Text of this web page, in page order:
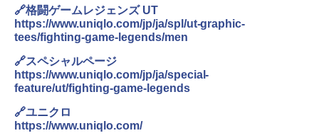
BUNDOK(バンドック)ソロ ドーム 1 EX BDK
-08EX カーキ ソロキャンプ ポリエステル フ
レーム ドーム型 テント
￥-
DEWEL パラソル 大型 ビーチ アウトドアパ
防水 UVカット 4段階高さ調整 軽量 収納袋付
き
🔗格闘ゲームレジェンズ UT
https://www.uniqlo.com/jp/ja/spl/ut-graphic-
tees/fighting-game-legends/men
🔗スペシャルページ
https://www.uniqlo.com/jp/ja/special-
feature/ut/fighting-game-legends
🔗ユニクロ
https://www.uniqlo.com/